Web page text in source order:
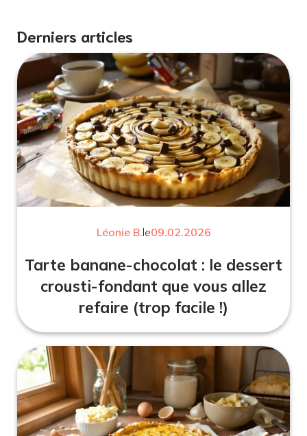
Derniers articles
Léonie B.le09.02.2026
Tarte banane-chocolat : le dessert
crousti-fondant que vous allez
refaire (trop facile !)